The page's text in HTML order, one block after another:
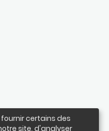
certains des
site, d'analyser